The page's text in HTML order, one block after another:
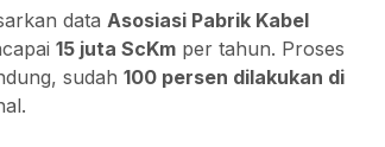
data Asosiasi Pabrik Kabel
15 juta ScKm per tahun. Proses
sudah100 persen dilakukan di